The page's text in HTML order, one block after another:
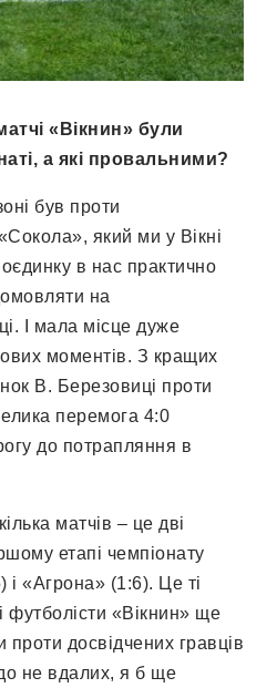
«Вікнин» були
а які провальними?
був проти
який ми у Вікні
в нас практично
на
І мала місце дуже
моментів. З кращих
В. Березовиці проти
перемога 4:0
до потрапляння в
матчів – це дві
етапі чемпіонату
«Агрона» (1:6). Це ті
футболісти «Вікнин» ще
досвідчених гравців
не вдалих, я б ще